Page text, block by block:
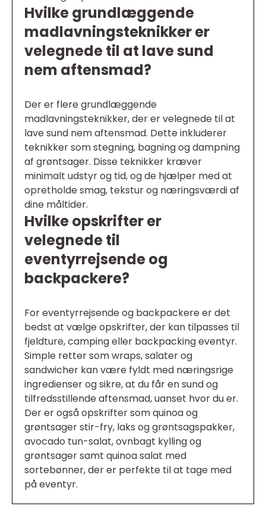
Hvilke grundlæggende
madlavningsteknikker er
velegnede til at lave sund
nem aftensmad?
Der er flere grundlæggende
madlavningsteknikker, der er velegnede til at
lave sund nem aftensmad. Dette inkluderer
teknikker som stegning, bagning og dampning
af grøntsager. Disse teknikker kræver
minimalt udstyr og tid, og de hjælper med at
opretholde smag, tekstur og næringsværdi af
dine måltider.
Hvilke opskrifter er
velegnede til
eventyrrejsende og
backpackere?
For eventyrrejsende og backpackere er det
bedst at vælge opskrifter, der kan tilpasses til
fjeldture, camping eller backpacking eventyr.
Simple retter som wraps, salater og
sandwicher kan være fyldt med næringsrige
ingredienser og sikre, at du får en sund og
tilfredsstillende aftensmad, uanset hvor du er.
Der er også opskrifter som quinoa og
grøntsager stir-fry, laks og grøntsagspakker,
avocado tun-salat, ovnbagt kylling og
grøntsager samt quinoa salat med
sortebønner, der er perfekte til at tage med
på eventyr.